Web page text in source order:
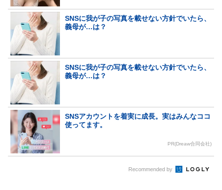
SNSに我が子の写真を載せない方針でいたら、
義母が…は？
SNSに我が子の写真を載せない方針でいたら、
義母が…は？
SNSアカウントを着実に成長。実はみんなココ
使ってます。
PR(Dreaw合同会社)
Recommended by